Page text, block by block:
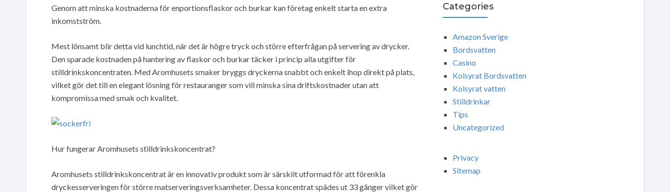
Genom att minska kostnaderna för enportionsflaskor och burkar kan företag enkelt starta en extra
inkomstström.
Mest lönsamt blir detta vid lunchtid, när det är högre tryck och större efterfrågan på servering av drycker.
Den sparade kostnaden på hantering av flaskor och burkar täcker i princip alla utgifter för
stilldrinkskoncentraten. Med Aromhusets smaker bryggs dryckerna snabbt och enkelt ihop direkt på plats,
vilket gör det till en elegant lösning för restauranger som vill minska sina driftskostnader utan att
kompromissa med smak och kvalitet.
Hur fungerar Aromhusets stilldrinkskoncentrat?
Aromhusets stilldrinkskoncentrat är en innovativ produkt som är särskilt utformad för att förenkla
dryckesserveringen för större matserveringsverksamheter. Dessa koncentrat spädes ut 33 gånger vilket gör
Categories
Amazon Sverige
Bordsvatten
Casino
Kolsyrat Bordsvatten
Kolsyrat vatten
Stilldrinkar
Tips
Uncategorized
Privacy
Sitemap